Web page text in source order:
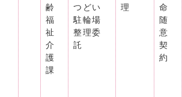
齢
福
祉
介
護
課
つどい
駐輪場
整理委
託
理
命
随
意
契
約